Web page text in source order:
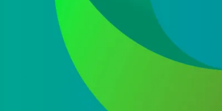
He leído y acepto la
política de protección de
Acepto recibir información comercial sobre las ofertas
y promociones de nuestra empresa (NET QUINTOS, S.L.)
relacionadas con nuestro sector en base a nuestra
política de protección de datos